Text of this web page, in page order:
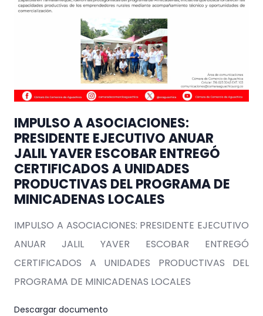
IMPULSO A ASOCIACIONES:
PRESIDENTE EJECUTIVO ANUAR
JALIL YAVER ESCOBAR ENTREGÓ
CERTIFICADOS A UNIDADES
PRODUCTIVAS DEL PROGRAMA DE
MINICADENAS LOCALES
IMPULSO A ASOCIACIONES: PRESIDENTE EJECUTIVO
ANUAR JALIL YAVER ESCOBAR ENTREGÓ
CERTIFICADOS A UNIDADES PRODUCTIVAS DEL
PROGRAMA DE MINICADENAS LOCALES
Descargar documento